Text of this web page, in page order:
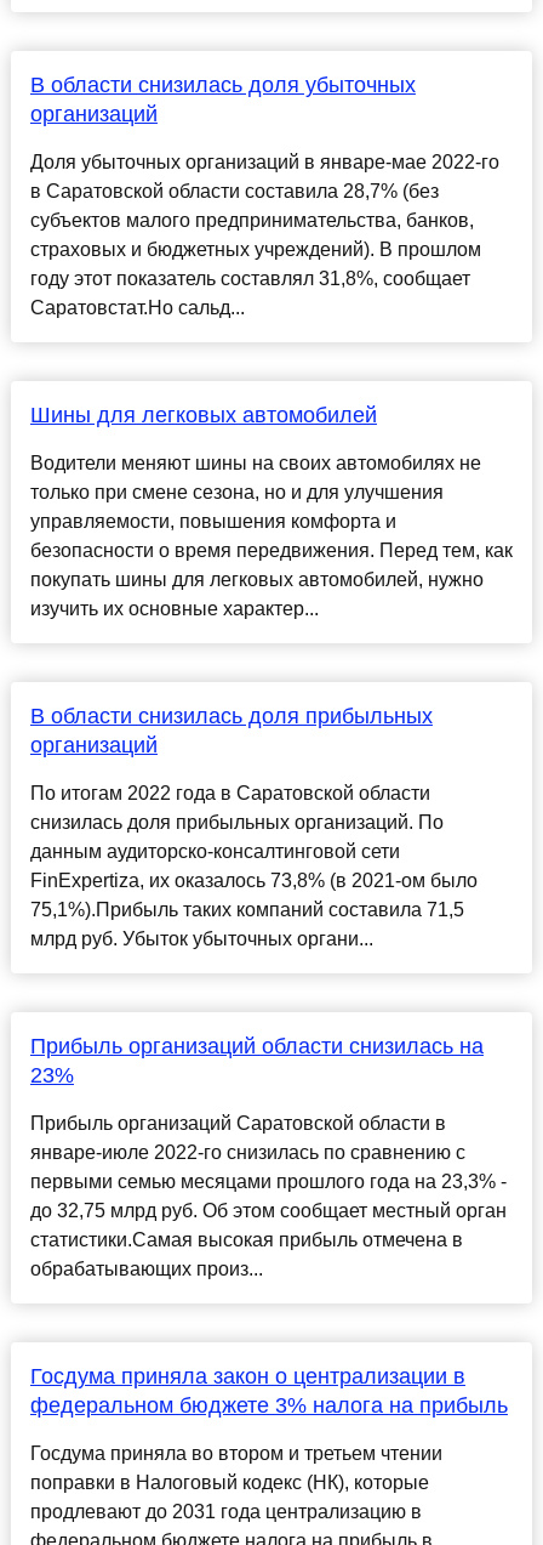
В области снизилась доля убыточных
организаций
Доля убыточных организаций в январе-мае 2022-го
в Саратовской области составила 28,7% (без
субъектов малого предпринимательства, банков,
страховых и бюджетных учреждений). В прошлом
году этот показатель составлял 31,8%, сообщает
Саратовстат.Но сальд...
Шины для легковых автомобилей
Водители меняют шины на своих автомобилях не
только при смене сезона, но и для улучшения
управляемости, повышения комфорта и
безопасности о время передвижения. Перед тем, как
покупать шины для легковых автомобилей, нужно
изучить их основные характер...
В области снизилась доля прибыльных
организаций
По итогам 2022 года в Саратовской области
снизилась доля прибыльных организаций. По
данным аудиторско-консалтинговой сети
FinExpertiza, их оказалось 73,8% (в 2021-ом было
75,1%).Прибыль таких компаний составила 71,5
млрд руб. Убыток убыточных органи...
Прибыль организаций области снизилась на
23%
Прибыль организаций Саратовской области в
январе-июле 2022-го снизилась по сравнению с
первыми семью месяцами прошлого года на 23,3% -
до 32,75 млрд руб. Об этом сообщает местный орган
статистики.Самая высокая прибыль отмечена в
обрабатывающих произ...
Госдума приняла закон о централизации в
федеральном бюджете 3% налога на прибыль
Госдума приняла во втором и третьем чтении
поправки в Налоговый кодекс (НК), которые
продлевают до 2031 года централизацию в